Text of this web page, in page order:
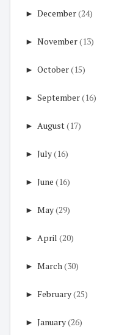
► December(24)
► November(13)
► October(15)
► September(16)
► August(17)
► July(16)
► June (16)
► May(29)
► April (20)
► March(30)
► February(25)
► January(26)